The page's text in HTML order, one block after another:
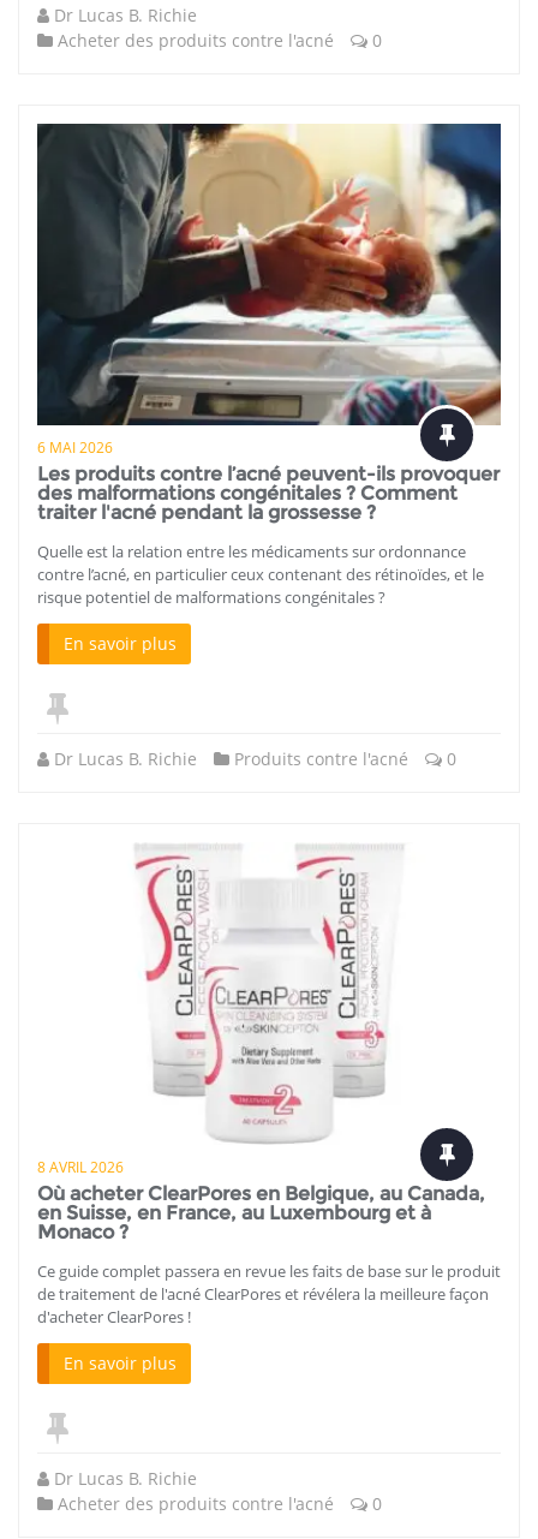
Dr Lucas B. Richie
Acheter des produits contre l'acné
0
6 MAI 2026
Les produits contre l’acné peuvent-ils provoquer
des malformations congénitales ? Comment
traiter l'acné pendant la grossesse ?
Quelle est la relation entre les médicaments sur ordonnance
contre l’acné, en particulier ceux contenant des rétinoïdes, et le
risque potentiel de malformations congénitales ?
En savoir plus
Dr Lucas B. Richie Produits contre l'acné 0
8 AVRIL 2026
Où acheter ClearPores en Belgique, au Canada,
en Suisse, en France, au Luxembourg et à
Monaco ?
Ce guide complet passera en revue les faits de base sur le produit
de traitement de l'acné ClearPores et révélera la meilleure façon
d'acheter ClearPores !
En savoir plus
Dr Lucas B. Richie
Acheter des produits contre l'acné
0